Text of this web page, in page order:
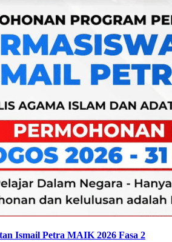
Ismail Petra MAIK 2026 Fasa 2